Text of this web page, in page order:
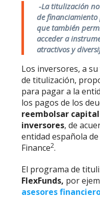
-La titulización
de financiamiento
que también
acceder a
atractivos y
Los inversores, a
de titulización,
para pagar a la
los pagos de los
reembolsar
inversores, de
entidad española
Finance2.
El programa de
FlexFunds, por
asesores